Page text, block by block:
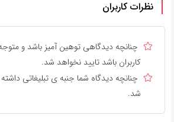
نظرات کاربران
چنانچه دیدگاهی توهین آمیز باشد و
کاربران باشد تایید نخواهد شد.
چنانچه دیدگاه شما جنبه ی تبلیغاتی
شد.